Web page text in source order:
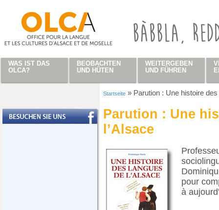
Startseite » Parution : Une histoire
Parution : Une
l’Alsace
pour
à
WAS IST DAS
OLCA?
BEOBACHTEN
UND HÜTEN
WEITERGEBEN
UND FÜHREN